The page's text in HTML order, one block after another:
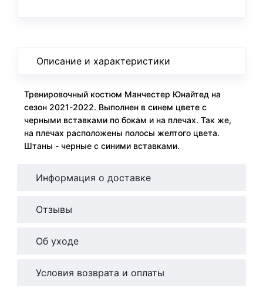
Описание и характеристики
Тренировочный костюм Манчестер Юнайтед на
сезон 2021-2022. Выполнен в синем цвете с
черными вставками по бокам и на плечах. Так же,
на плечах расположены полосы желтого цвета.
Штаны - черные с синими вставками.
Информация о доставке
Отзывы
Об уходе
Условия возврата и оплаты